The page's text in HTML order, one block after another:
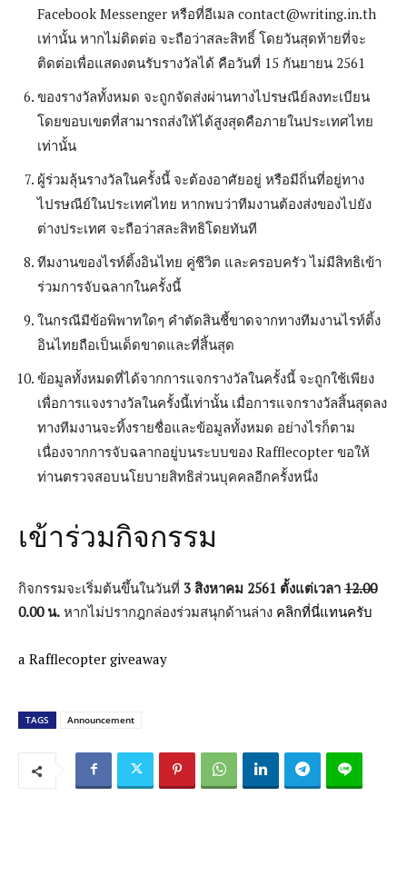
Facebook Messenger หรือที่อีเมล contact@writing.in.th
เท่านั้น หากไม่ติดต่อ จะถือว่าสละสิทธิ์ โดยวันสุดท้ายที่จะ
ติดต่อเพื่อแสดงตนรับรางวัลได้ คือวันที่ 15 กันยายน 2561
ของรางวัลทั้งหมด จะถูกจัดส่งผ่านทางไปรษณีย์ลงทะเบียน
โดยขอบเขตที่สามารถส่งให้ได้สูงสุดคือภายในประเทศไทย
เท่านั้น
ผู้ร่วมลุ้นรางวัลในครั้งนี้ จะต้องอาศัยอยู่ หรือมีถิ่นที่อยู่ทาง
ไปรษณีย์ในประเทศไทย หากพบว่าทีมงานต้องส่งของไปยัง
ต่างประเทศ จะถือว่าสละสิทธิโดยทันที
ทีมงานของไรท์ติ้งอินไทย คู่ชีวิต และครอบครัว ไม่มีสิทธิเข้า
ร่วมการจับฉลากในครั้งนี้
ในกรณีมีข้อพิพาทใดๆ คำตัดสินชี้ขาดจากทางทีมงานไรท์ติ้ง
อินไทยถือเป็นเด็ดขาดและที่สิ้นสุด
ข้อมูลทั้งหมดที่ได้จากการแจกรางวัลในครั้งนี้ จะถูกใช้เพียง
เพื่อการแจงรางวัลในครั้งนี้เท่านั้น เมื่อการแจกรางวัลสิ้นสุดลง
ทางทีมงานจะทิ้งรายชื่อและข้อมูลทั้งหมด อย่างไรก็ตาม
เนื่องจากการจับฉลากอยู่บนระบบของ Rafflecopter ขอให้
ท่านตรวจสอบนโยบายสิทธิส่วนบุคคลอีกครั้งหนึ่ง
เข้าร่วมกิจกรรม
กิจกรรมจะเริ่มต้นขึ้นในวันที่ 3 สิงหาคม 2561 ตั้งแต่เวลา 12.00
0.00 น. หากไม่ปรากฎกล่องร่วมสนุกด้านล่าง คลิกที่นี่แทนครับ
a Rafflecopter giveaway
TAGS Announcement